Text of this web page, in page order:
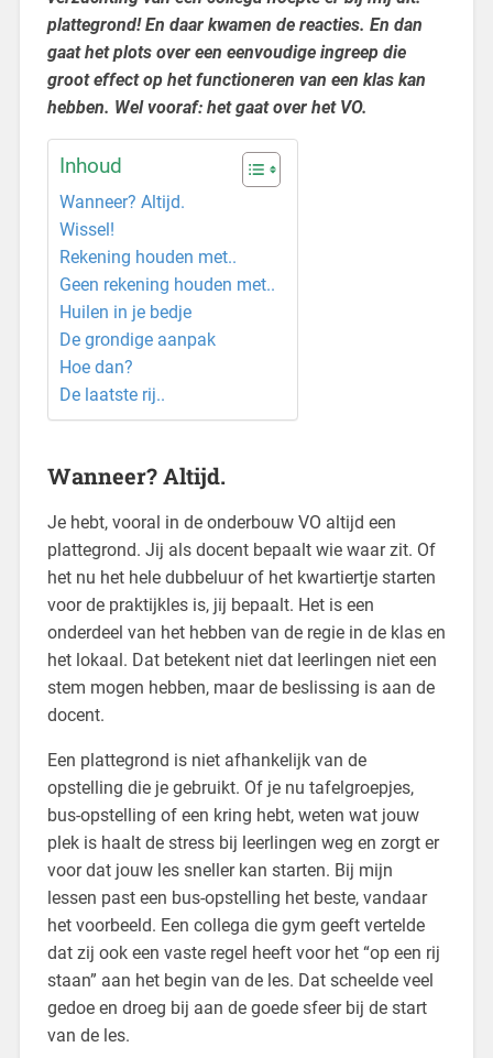
plattegrond! En daar kwamen de reacties. En dan
gaat het plots over een eenvoudige ingreep die
groot effect op het functioneren van een klas kan
hebben. Wel vooraf: het gaat over het VO.
Inhoud
Wanneer? Altijd.
Wissel!
Rekening houden met..
Geen rekening houden met..
Huilen in je bedje
De grondige aanpak
Hoe dan?
De laatste rij..
Wanneer? Altijd.
Je hebt, vooral in de onderbouw VO altijd een
plattegrond. Jij als docent bepaalt wie waar zit. Of
het nu het hele dubbeluur of het kwartiertje starten
voor de praktijkles is, jij bepaalt. Het is een
onderdeel van het hebben van de regie in de klas en
het lokaal. Dat betekent niet dat leerlingen niet een
stem mogen hebben, maar de beslissing is aan de
docent.
Een plattegrond is niet afhankelijk van de
opstelling die je gebruikt. Of je nu tafelgroepjes,
bus-opstelling of een kring hebt, weten wat jouw
plek is haalt de stress bij leerlingen weg en zorgt er
voor dat jouw les sneller kan starten. Bij mijn
lessen past een bus-opstelling het beste, vandaar
het voorbeeld. Een collega die gym geeft vertelde
dat zij ook een vaste regel heeft voor het “op een rij
staan” aan het begin van de les. Dat scheelde veel
gedoe en droeg bij aan de goede sfeer bij de start
van de les.